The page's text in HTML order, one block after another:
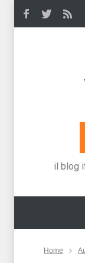
il blog
Home